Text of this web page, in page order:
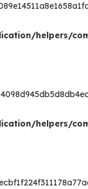
helpers/
helpers/